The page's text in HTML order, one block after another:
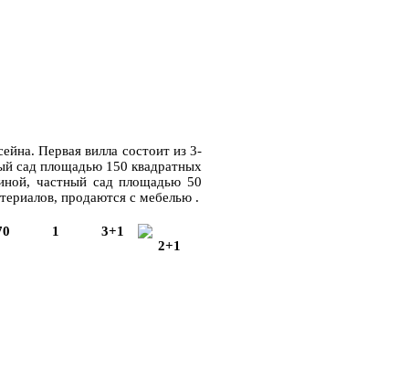
Первая вилла состоит из 3-
сад площадью 150 квадратных
частный сад площадью 50
продаются с мебелью .
1
3+1
2+1